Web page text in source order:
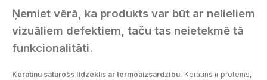
Ņemiet vērā, ka produkts var būt ar nelieliem
vizuāliem defektiem, taču tas neietekmē tā
funkcionalitāti.
Keratīnu saturošs līdzeklis ar termoaizsardzību. Keratīns ir proteīns,